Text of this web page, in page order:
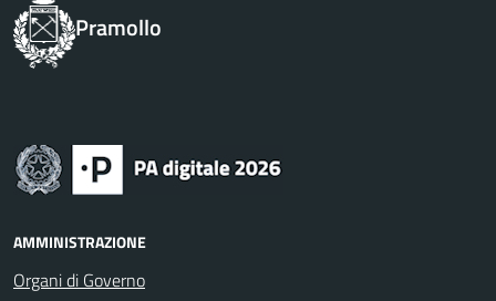
Pramollo
AMMINISTRAZIONE
Organi di Governo